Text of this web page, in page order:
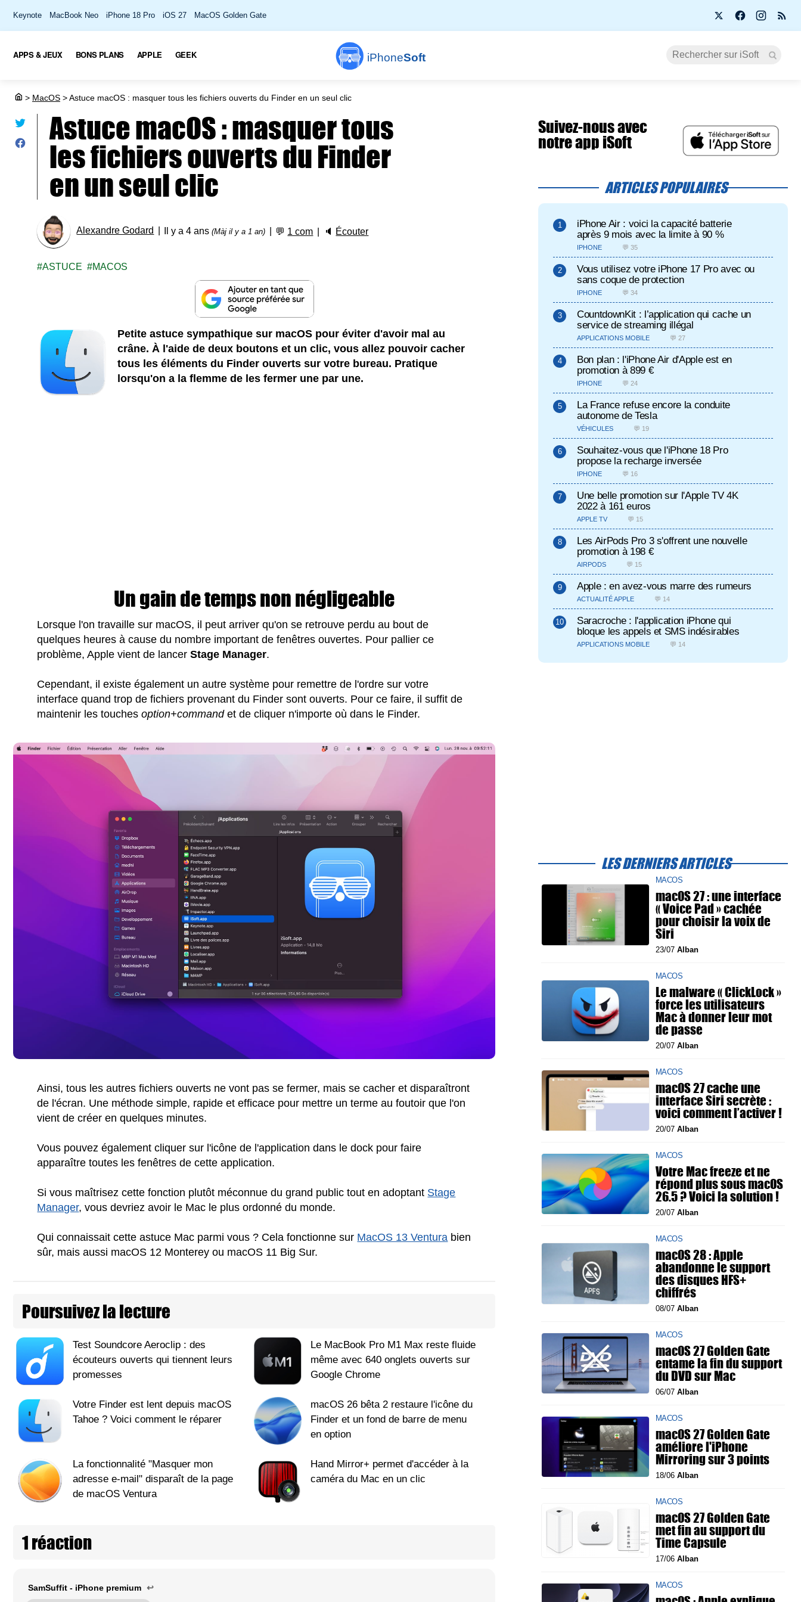
Keynote MacBook Neo iPhone 18 Pro iOS 27 MacOS Golden Gate
iPhoneSoft
APPS & JEUX BONS PLANS APPLE GEEK
> MacOS >Astuce macOS : masquer tous les fichiers ouverts du Finder en un seul clic
Astuce macOS : masquer tous
les fichiers ouverts du Finder
en un seul clic
Alexandre Godard Il y a 4 ans(Màj il y a 1 an) 💬 1 com 🔈 Écouter
ASTUCE MACOS
Petite astuce sympathique sur macOS pour éviter d'avoir mal au
crâne. À l'aide de deux boutons et un clic, vous allez pouvoir cacher
tous les éléments du Finder ouverts sur votre bureau. Pratique
lorsqu'on a la flemme de les fermer une par une.
Un gain de temps non négligeable
Lorsque l'on travaille sur macOS, il peut arriver qu'on se retrouve perdu au bout de
quelques heures à cause du nombre important de fenêtres ouvertes. Pour pallier ce
problème, Apple vient de lancerStage Manager.
Cependant, il existe également un autre système pour remettre de l'ordre sur votre
interface quand trop de fichiers provenant du Finder sont ouverts. Pour ce faire, il suffit de
maintenir les touchesoption+commandet de cliquer n'importe où dans le Finder.
Ainsi, tous les autres fichiers ouverts ne vont pas se fermer, mais se cacher et disparaîtront
de l'écran. Une méthode simple, rapide et efficace pour mettre un terme au foutoir que l'on
vient de créer en quelques minutes.
Vous pouvez également cliquer sur l'icône de l'application dans le dock pour faire
apparaître toutes les fenêtres de cette application.
Si vous maîtrisez cette fonction plutôt méconnue du grand public tout en adoptant Stage
Manager, vous devriez avoir le Mac le plus ordonné du monde.
Qui connaissait cette astuce Mac parmi vous ? Cela fonctionne sur MacOS 13 Ventura bien
sûr, mais aussi macOS 12 Monterey ou macOS 11 Big Sur.
Poursuivez la lecture
Test Soundcore Aeroclip : des
écouteurs ouverts qui tiennent leurs
promesses
Le MacBook Pro M1 Max reste fluide
même avec 640 onglets ouverts sur
Google Chrome
Votre Finder est lent depuis macOS
Tahoe ? Voici comment le réparer
macOS 26 bêta 2 restaure l'icône du
Finder et un fond de barre de menu
en option
La fonctionnalité "Masquer mon
adresse e-mail" disparaît de la page
de macOS Ventura
Hand Mirror+ permet d'accéder à la
caméra du Mac en un clic
1 réaction
SamSuffit - iPhone premium ↩
Suivez-nous avec
notre app iSoft
ARTICLES POPULAIRES
iPhone Air : voici la capacité batterie
après 9 mois avec la limite à 90 %
IPHONE 💬 35
Vous utilisez votre iPhone 17 Pro avec ou
sans coque de protection
IPHONE 💬 34
CountdownKit : l’application qui cache un
service de streaming illégal
APPLICATIONS MOBILE 💬 27
Bon plan : l'iPhone Air d'Apple est en
promotion à 899 €
IPHONE 💬 24
La France refuse encore la conduite
autonome de Tesla
VÉHICULES 💬 19
Souhaitez-vous que l'iPhone 18 Pro
propose la recharge inversée
IPHONE 💬 16
Une belle promotion sur l'Apple TV 4K
2022 à 161 euros
APPLE TV 💬 15
Les AirPods Pro 3 s'offrent une nouvelle
promotion à 198 €
AIRPODS 💬 15
Apple : en avez-vous marre des rumeurs
ACTUALITÉ APPLE 💬 14
Saracroche : l'application iPhone qui
bloque les appels et SMS indésirables
APPLICATIONS MOBILE 💬 14
LES DERNIERS ARTICLES
MACOS
macOS 27 : une interface
« Voice Pad » cachée
pour choisir la voix de
Siri
23/07 Alban
MACOS
Le malware « ClickLock »
force les utilisateurs
Mac à donner leur mot
de passe
20/07 Alban
MACOS
macOS 27 cache une
interface Siri secrète :
voici comment l’activer !
20/07 Alban
MACOS
Votre Mac freeze et ne
répond plus sous macOS
26.5 ? Voici la solution !
20/07 Alban
MACOS
macOS 28 : Apple
abandonne le support
des disques HFS+
chiffrés
08/07 Alban
MACOS
macOS 27 Golden Gate
entame la fin du support
du DVD sur Mac
06/07 Alban
MACOS
macOS 27 Golden Gate
améliore l'iPhone
Mirroring sur 3 points
18/06 Alban
MACOS
macOS 27 Golden Gate
met fin au support du
Time Capsule
17/06 Alban
MACOS